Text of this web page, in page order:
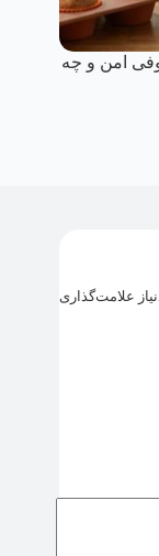
امن و چه
علامت‌گذاری